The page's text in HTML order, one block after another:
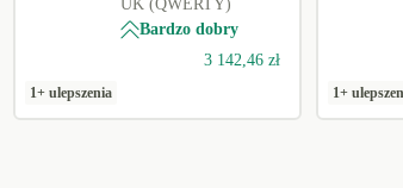
UK (QWERTY)
Bardzo dobry
3 142,46 zł
1+ ulepszenia 1+